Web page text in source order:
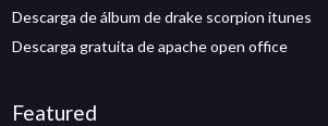
Descarga de álbum de drake scorpion itunes
Descarga gratuita de apache open office
Featured